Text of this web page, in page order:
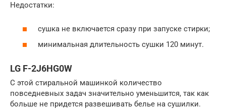
Недостатки:
сушка не включается сразу при запуске стирки;
минимальная длительность сушки 120 минут.
LG F-2J6HG0W
С этой стиральной машинкой количество
повседневных задач значительно уменьшится, так как
больше не придется развешивать белье на сушилки.